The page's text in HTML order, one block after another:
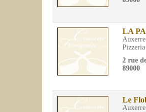
LA
Auxerre
Pizzeria
2 rue
89000
Le
Auxerre